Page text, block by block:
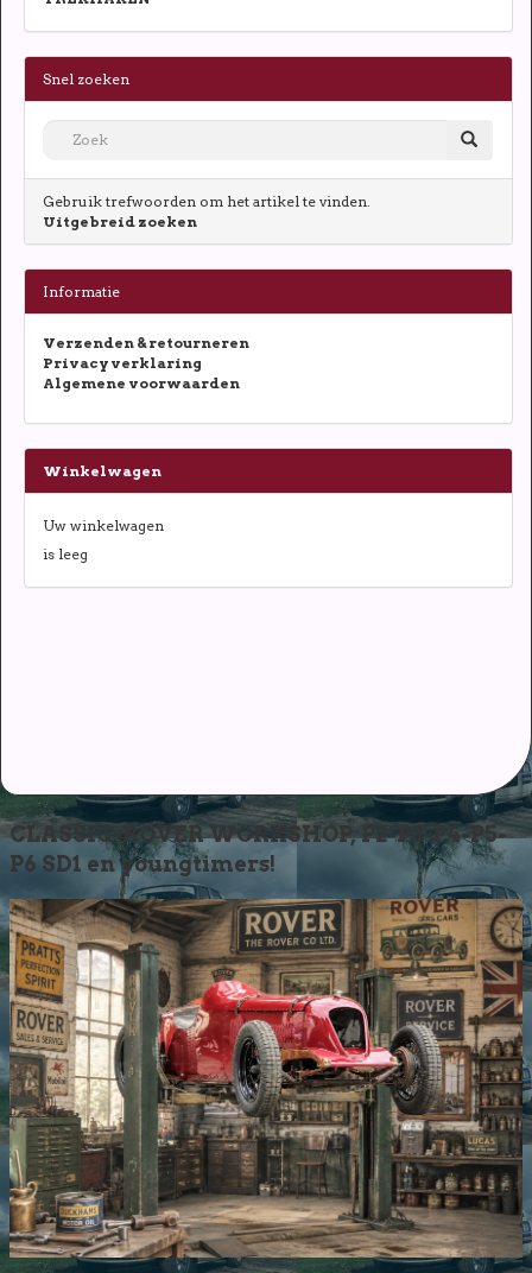
Snel zoeken
Gebruik trefwoorden om het artikel te vinden.
Uitgebreid zoeken
Informatie
Verzenden & retourneren
Privacy verklaring
Algemene voorwaarden
Winkelwagen
Uw winkelwagen
is leeg
CLASSIC-ROVER WORKSHOP, P2-P3-P4-P5-
P6 SD1 en youngtimers!